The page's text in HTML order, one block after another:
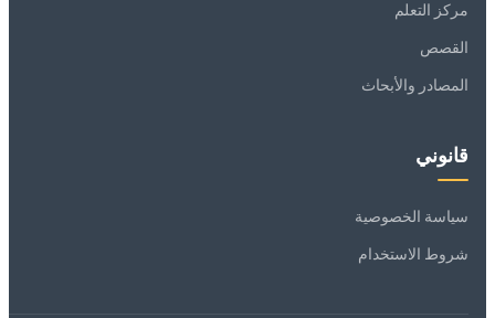
مركز التعلم
القصص
المصادر والأبحاث
قانوني
سياسة الخصوصية
شروط الاستخدام